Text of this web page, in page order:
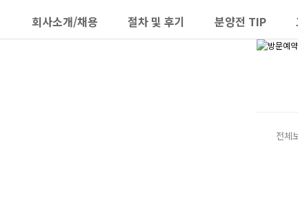
회사소개/채용 절차 및 후기 분양전 TIP
전체